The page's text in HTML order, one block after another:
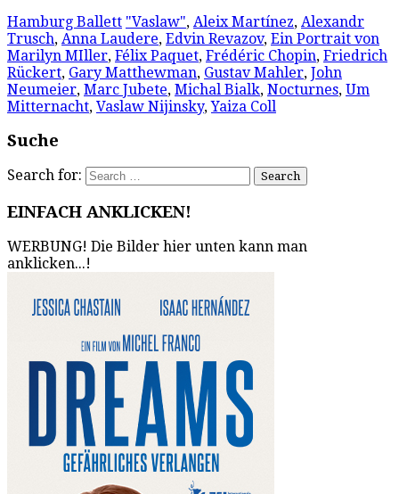
Hamburg Ballett "Vaslaw", Aleix Martínez, Alexandr
Trusch, Anna Laudere, Edvin Revazov, Ein Portrait von
Marilyn MIller, Félix Paquet, Frédéric Chopin, Friedrich
Rückert, Gary Matthewman, Gustav Mahler, John
Neumeier, Marc Jubete, Michal Bialk, Nocturnes, Um
Mitternacht, Vaslaw Nijinsky,Yaiza Coll
Suche
Search for:
EINFACH ANKLICKEN!
WERBUNG! Die Bilder hier unten kann man
anklicken...!